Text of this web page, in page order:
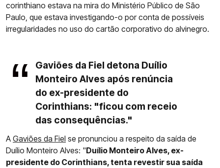
corinthiano estava na mira do Ministério Público de São
Paulo, que estava investigando-o por conta de possíveis
irregularidades no uso do cartão corporativo do alvinegro.
Gaviões da Fiel detona Duílio
Monteiro Alves após renúncia
do ex-presidente do
Corinthians: "ficou com receio
das consequências."
A Gaviões da Fiel se pronunciou a respeito da saída de
Duílio Monteiro Alves: "Duílio Monteiro Alves, ex-
presidente do Corinthians, tenta revestir sua saída